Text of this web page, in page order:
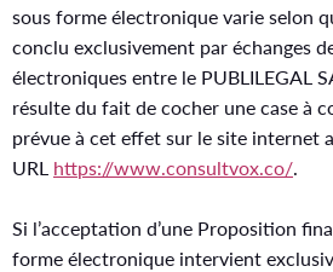
sous forme électronique varie selon
conclu exclusivement par échanges
électroniques entre le PUBLILEGAL
résulte du fait de cocher une case à
prévue à cet effet sur le site internet
URL https://www.consultvox.co/.
Si l’acceptation d’une Proposition
forme électronique intervient